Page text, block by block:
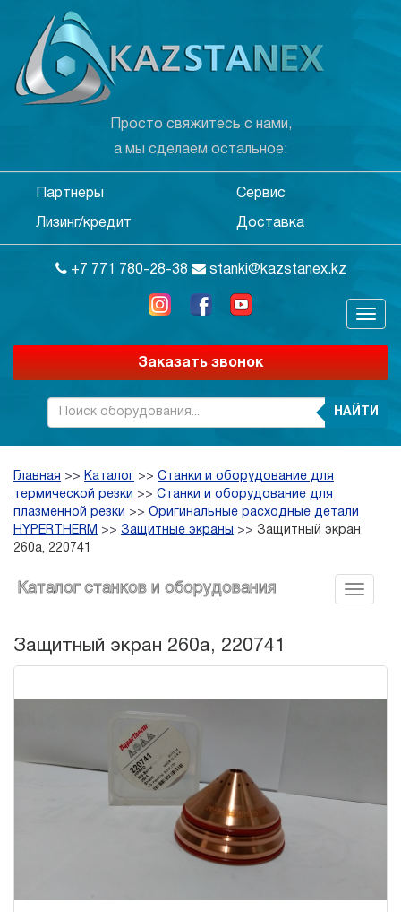
Просто свяжитесь с нами,
а мы сделаем остальное:
Партнеры Сервис
Лизинг/кредит Доставка
+7 771 780-28-38 stanki@kazstanex.kz
Заказать звонок
НАЙТИ
Главная >> Каталог >> Станки и оборудование для
термической резки >> Станки и оборудование для
плазменной резки >> Оригинальные расходные детали
HYPERTHERM >> Защитные экраны >> Защитный экран
260a, 220741
Каталог станков и оборудования
Защитный экран 260a, 220741